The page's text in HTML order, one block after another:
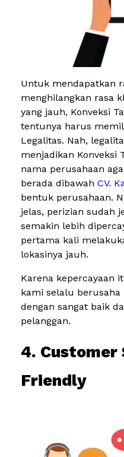
Untuk mendapatkan
menghilangkan rasa
yang jauh, Konveksi
tentunya harus
Legalitas. Nah,
menjadikan Konveksi
nama perusahaan
berada dibawah CV.
bentuk perusahaan.
jelas, perizian sudah
semakin lebih
pertama kali
lokasinya jauh.
Karena kepercayaan
kami selalu
dengan sangat baik
pelanggan.
4. Customer
Friendly